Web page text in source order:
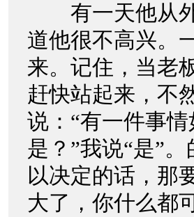
有一天他从外
道他很不高兴。
来。记住，当老
赶快站起来，不
说：“有一件事
是？”我说“是”
以决定的话，那
大了，你什么都